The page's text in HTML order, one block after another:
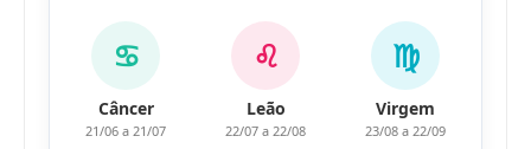
♋
Câncer
21/06 a 21/07
♌
Leão
22/07 a 22/08
♍
Virgem
23/08 a 22/09